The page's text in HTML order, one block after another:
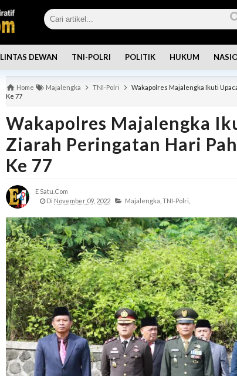
LINTAS DEWAN TNI-POLRI POLITIK HUKUM
Home Majalengka TNI-Polri
Wakapolres Majalengka Ikuti
Ke 77
Wakapolres Majalengka
Ziarah Peringatan Hari
Ke 77
E Satu.com
Di November 09, 2022 Majalengka, TNI-Polri,